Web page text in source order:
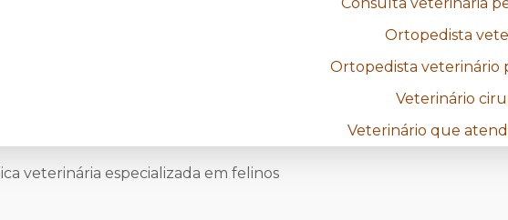
Ortopedista
Ortopedista veterinário
Veterinário
Veterinário que
veterinária especializada em felinos